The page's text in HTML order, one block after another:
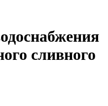
сливного